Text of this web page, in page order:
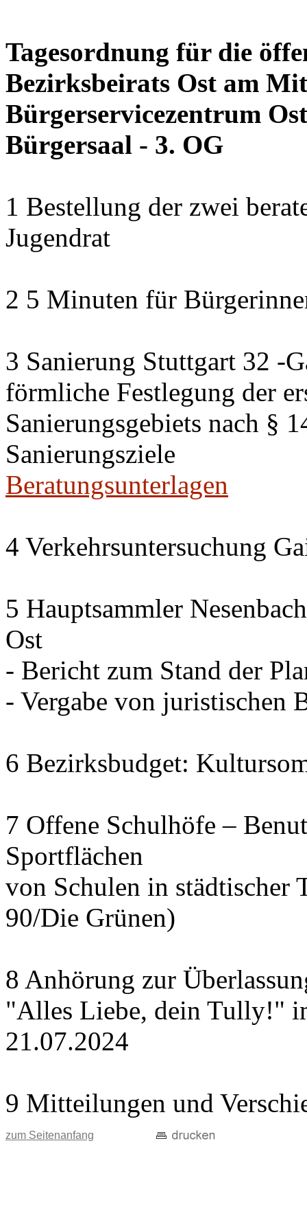
Tagesordnung für die
Bezirksbeirats Ost am
Bürgerservicezentrum
Bürgersaal - 3. OG
1 Bestellung der zwei
Jugendrat
2 5 Minuten für
3 Sanierung Stuttgart 32 -
förmliche Festlegung der
Sanierungsgebiets nach §
Sanierungsziele
Beratungsunterlagen
4 Verkehrsuntersuchung
5 Hauptsammler
Ost
- Bericht zum Stand der
- Vergabe von juristischen
6 Bezirksbudget:
7 Offene Schulhöfe –
Sportflächen
von Schulen in städtischer
90/Die Grünen)
8 Anhörung zur
"Alles Liebe, dein Tully!"
21.07.2024
9 Mitteilungen und
zum Seitenanfang